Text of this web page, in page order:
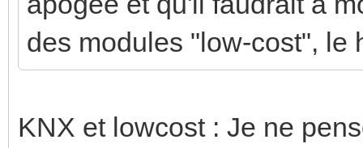
des modules "low-cost", le
KNX et lowcost : Je ne